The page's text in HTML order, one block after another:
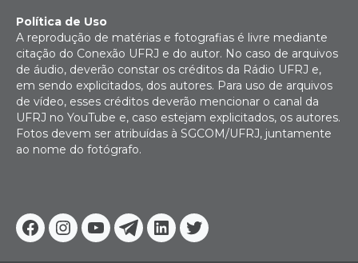
FacebookInstagram
YoutubeTelegram
LinkedinTwitter
Política de Uso
A reprodução de matérias e fotografias é livre mediante
citação do Conexão UFRJ e do autor. No caso de arquivos
de áudio, deverão constar os créditos da Rádio UFRJ e,
em sendo explicitados, dos autores. Para uso de arquivos
de vídeo, esses créditos deverão mencionar o canal da
UFRJ no YouTube e, caso estejam explicitados, os autores.
Fotos devem ser atribuídas à SGCOM/UFRJ, juntamente
ao nome do fotógrafo.